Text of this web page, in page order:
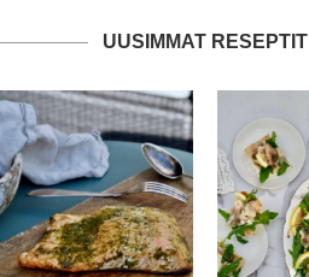
UUSIMMAT RESEPTIT